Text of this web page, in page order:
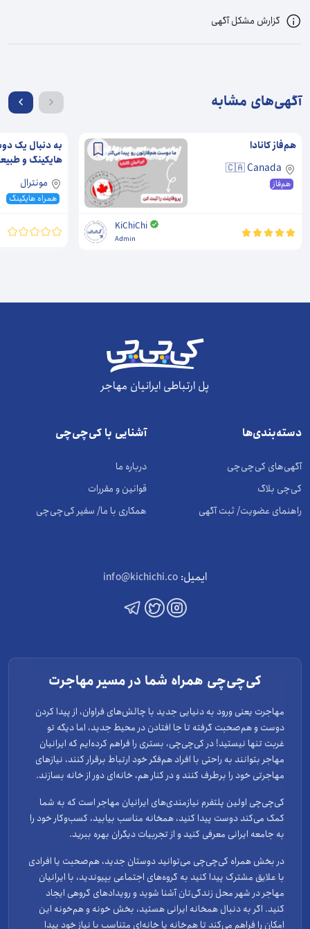
گزارش مشکل آگهی
آگهی‌های مشابه
هم‌فاز کانادا
هم‌فاز
KiChiChi
Admin
به دنبال یک
هایکینگ‌ و
مونترال
همراه هایکینگ
پل ارتباطی ایرانیان مهاجر
دسته‌بندی‌ها
آگهی‌های کی‌چی‌چی
کی‌چی بلاگ
راهنمای عضویت/ ثبت آگهی
آشنایی با کی‌چی‌چی
درباره ما
قوانین و مقررات
همکاری با ما/ سفیر کی‌چی‌چی
ایمیل: info@kichichi.co
کی‌چی‌چی همراه شما در مسیر مهاجرت
مهاجرت یعنی ورود به دنیایی جدید با چالش‌های فراوان، از پیدا کردن
دوست و هم‌صحبت گرفته تا جا افتادن در محیط جدید، اما دیگه تو
غربت تنها نیستید! در کی‌چی‌چی، بستری را فراهم کرده‌ایم که ایرانیان
مهاجر بتوانند به راحتی با افراد هم‌فکر خود ارتباط برقرار کنند، نیازهای
مهاجرتی خود را برطرف کنند و در کنار هم، خانه‌ای دور از خانه بسازند.
کی‌چی‌چی اولین پلتفرم نیازمندی‌های ایرانیان مهاجر است که به شما
کمک می‌کند دوست پیدا کنید، همخانه مناسب بیابید، کسب‌وکار خود را
به جامعه ایرانی معرفی کنید و از تجربیات دیگران بهره ببرید.
در بخش همراه کی‌چی‌چی می‌توانید دوستان جدید، هم‌صحبت یا افرادی
با علایق مشترک پیدا کنید به گروه‌های اجتماعی بپیوندید، با ایرانیان
مهاجر در شهر محل زندگی‌تان آشنا شوید و رویدادهای گروهی ایجاد
کنید. اگر به دنبال همخانه ایرانی هستید، بخش خونه و هم‌خونه این
امکان را فراهم می‌کند تا هم‌خانه یا خانه‌ای متناسب با نیاز خود پیدا